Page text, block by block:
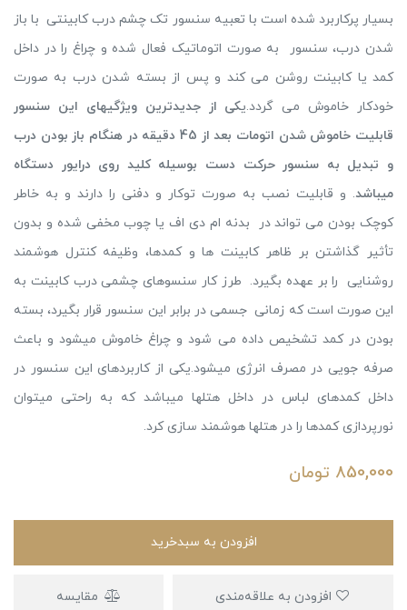
بسیار پرکاربرد شده است با تعبیه سنسور تک چشم درب کابینتی با باز
شدن درب، سنسور به صورت اتوماتیک فعال شده و چراغ را در داخل
کمد یا کابینت روشن می کند و پس از بسته شدن درب به صورت
خودکار خاموش می گردد.یکی از جدیدترین ویژگیهای این سنسور
قابلیت خاموش شدن اتومات بعد از 45 دقیقه در هنگام باز بودن درب
و تبدیل به سنسور حرکت دست بوسیله کلید روی درایور دستگاه
میباشد. و قابلیت نصب به صورت توکار و دفنی را دارند و به خاطر
کوچک بودن می تواند در بدنه ام دی اف یا چوب مخفی شده و بدون
تأثیر گذاشتن بر ظاهر کابینت ها و کمدها، وظیفه کنترل هوشمند
روشنایی را بر عهده بگیرد. طرز کار سنسوهای چشمی درب کابینت به
این صورت است که زمانی جسمی در برابر این سنسور قرار بگیرد، بسته
بودن در کمد تشخیص داده می شود و چراغ خاموش میشود و باعث
صرفه جویی در مصرف انرژی میشود.یکی از کاربردهای این سنسور در
داخل کمدهای لباس در داخل هتلها میباشد که به راحتی میتوان
نورپردازی کمدها را در هتلها هوشمند سازی کرد.
850,000 تومان
افزودن به سبدخرید
مقایسه